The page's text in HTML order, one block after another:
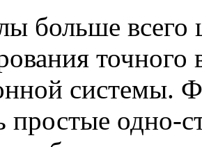
больше всего
системы.
простые одно-